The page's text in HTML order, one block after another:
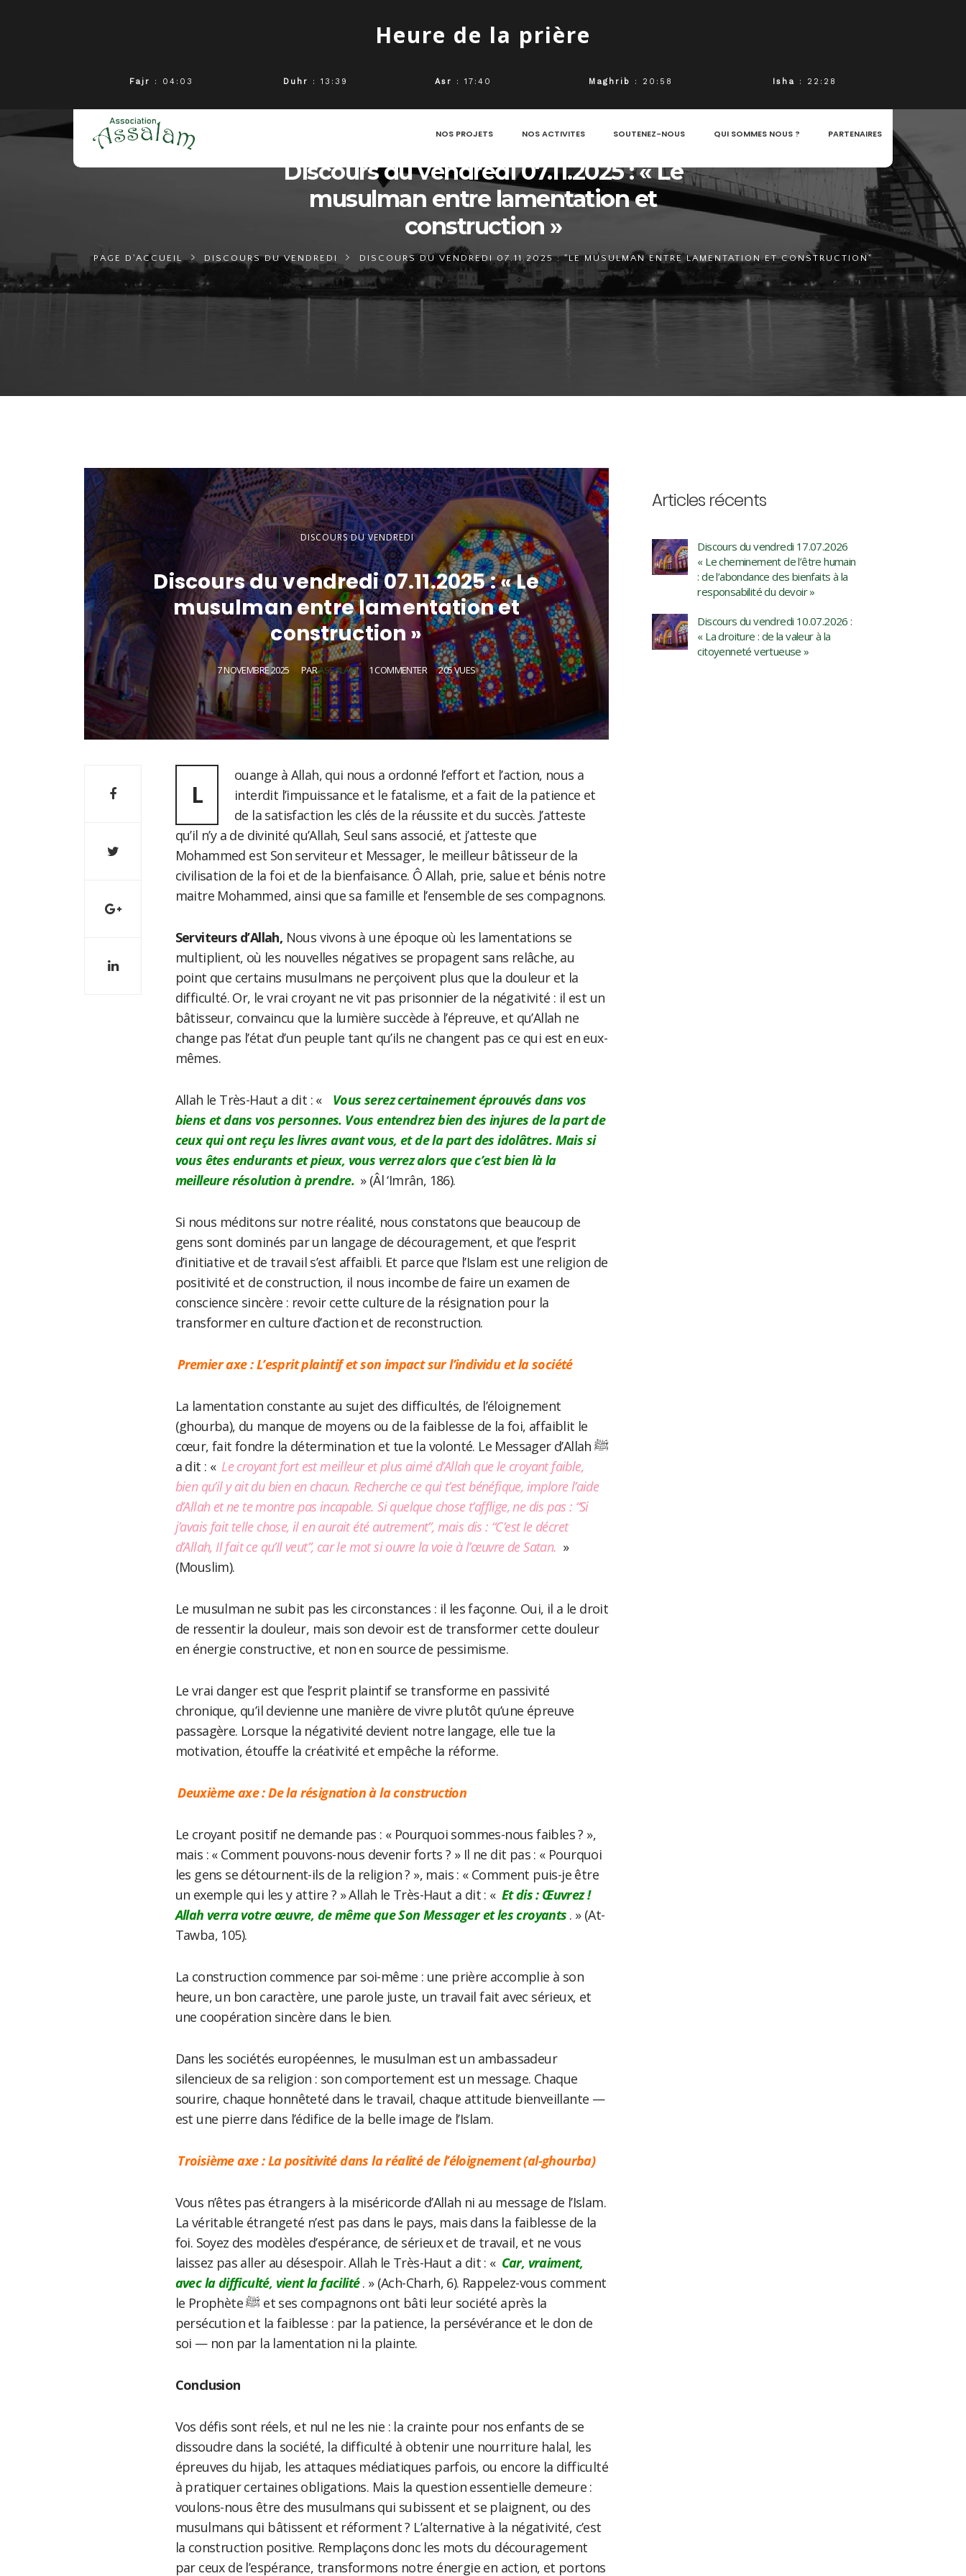
Heure de la prière
Fajr : 04:03 Duhr : 13:39 Asr : 17:40 Maghrib : 20:58 Isha : 22:28
NOS PROJETS NOS ACTIVITES SOUTENEZ-NOUS QUI SOMMES NOUS ? PARTENAIRES
Discours du vendredi 07.11.2025 : « Le
musulman entre lamentation et
construction »
PAGE D'ACCUEIL DISCOURS DU VENDREDI DISCOURS DU VENDREDI 07.11.2025 : "LE MUSULMAN ENTRE LAMENTATION ET CONSTRUCTION"
DISCOURS DU VENDREDI
Discours du vendredi 07.11.2025 : « Le
musulman entre lamentation et
construction »
7 NOVEMBRE 2025 PARASSALAM 1 COMMENTER 205 VUES
L
ouange à Allah, qui nous a ordonné l’effort et l’action, nous a
interdit l’impuissance et le fatalisme, et a fait de la patience et
de la satisfaction les clés de la réussite et du succès. J’atteste
qu’il n’y a de divinité qu’Allah, Seul sans associé, et j’atteste que
Mohammed est Son serviteur et Messager, le meilleur bâtisseur de la
civilisation de la foi et de la bienfaisance. Ô Allah, prie, salue et bénis notre
maitre Mohammed, ainsi que sa famille et l’ensemble de ses compagnons.
Serviteurs d’Allah, Nous vivons à une époque où les lamentations se
multiplient, où les nouvelles négatives se propagent sans relâche, au
point que certains musulmans ne perçoivent plus que la douleur et la
difficulté. Or, le vrai croyant ne vit pas prisonnier de la négativité : il est un
bâtisseur, convaincu que la lumière succède à l’épreuve, et qu’Allah ne
change pas l’état d’un peuple tant qu’ils ne changent pas ce qui est en eux-
mêmes.
Allah le Très-Haut a dit : «
Vous serez certainement éprouvés dans vos
biens et dans vos personnes. Vous entendrez bien des injures de la part de
ceux qui ont reçu les livres avant vous, et de la part des idolâtres. Mais si
vous êtes endurants et pieux, vous verrez alors que c’est bien là la
meilleure résolution à prendre. » (Âl ‘Imrân, 186).
Si nous méditons sur notre réalité, nous constatons que beaucoup de
gens sont dominés par un langage de découragement, et que l’esprit
d’initiative et de travail s’est affaibli. Et parce que l’Islam est une religion de
positivité et de construction, il nous incombe de faire un examen de
conscience sincère : revoir cette culture de la résignation pour la
transformer en culture d’action et de reconstruction.
Premier axe : L’esprit plaintif et son impact sur l’individu et la société
La lamentation constante au sujet des difficultés, de l’éloignement
(ghourba), du manque de moyens ou de la faiblesse de la foi, affaiblit le
cœur, fait fondre la détermination et tue la volonté. Le Messager d’Allah ﷺ
a dit : « Le croyant fort est meilleur et plus aimé d’Allah que le croyant faible,
bien qu’il y ait du bien en chacun. Recherche ce qui t’est bénéfique, implore l’aide
d’Allah et ne te montre pas incapable. Si quelque chose t’afflige, ne dis pas : “Si
j’avais fait telle chose, il en aurait été autrement”, mais dis : “C’est le décret
d’Allah, Il fait ce qu’Il veut”, car le mot si ouvre la voie à l’œuvre de Satan. »
(Mouslim).
Le musulman ne subit pas les circonstances : il les façonne. Oui, il a le droit
de ressentir la douleur, mais son devoir est de transformer cette douleur
en énergie constructive, et non en source de pessimisme.
Le vrai danger est que l’esprit plaintif se transforme en passivité
chronique, qu’il devienne une manière de vivre plutôt qu’une épreuve
passagère. Lorsque la négativité devient notre langage, elle tue la
motivation, étouffe la créativité et empêche la réforme.
Deuxième axe : De la résignation à la construction
Le croyant positif ne demande pas : « Pourquoi sommes-nous faibles ? »,
mais : « Comment pouvons-nous devenir forts ? » Il ne dit pas : « Pourquoi
les gens se détournent-ils de la religion ? », mais : « Comment puis-je être
un exemple qui les y attire ? » Allah le Très-Haut a dit : « Et dis : Œuvrez !
Allah verra votre œuvre, de même que Son Messager et les croyants . » (At-
Tawba, 105).
La construction commence par soi-même : une prière accomplie à son
heure, un bon caractère, une parole juste, un travail fait avec sérieux, et
une coopération sincère dans le bien.
Dans les sociétés européennes, le musulman est un ambassadeur
silencieux de sa religion : son comportement est un message. Chaque
sourire, chaque honnêteté dans le travail, chaque attitude bienveillante —
est une pierre dans l’édifice de la belle image de l’Islam.
Troisième axe : La positivité dans la réalité de l’éloignement (al-ghourba)
Vous n’êtes pas étrangers à la miséricorde d’Allah ni au message de l’Islam.
La véritable étrangeté n’est pas dans le pays, mais dans la faiblesse de la
foi. Soyez des modèles d’espérance, de sérieux et de travail, et ne vous
laissez pas aller au désespoir. Allah le Très-Haut a dit : « Car, vraiment,
avec la difficulté, vient la facilité. » (Ach-Charh, 6). Rappelez-vous comment
le Prophète ﷺ et ses compagnons ont bâti leur société après la
persécution et la faiblesse : par la patience, la persévérance et le don de
soi — non par la lamentation ni la plainte.
Conclusion
Vos défis sont réels, et nul ne les nie : la crainte pour nos enfants de se
dissoudre dans la société, la difficulté à obtenir une nourriture halal, les
épreuves du hijab, les attaques médiatiques parfois, ou encore la difficulté
à pratiquer certaines obligations. Mais la question essentielle demeure :
voulons-nous être des musulmans qui subissent et se plaignent, ou des
musulmans qui bâtissent et réforment ? L’alternative à la négativité, c’est
la construction positive. Remplaçons donc les mots du découragement
par ceux de l’espérance, transformons notre énergie en action, et portons
Articles récents
Discours du vendredi 17.07.2026
« Le cheminement de l’être humain
: de l’abondance des bienfaits à la
responsabilité du devoir »
Discours du vendredi 10.07.2026 :
« La droiture : de la valeur à la
citoyenneté vertueuse »